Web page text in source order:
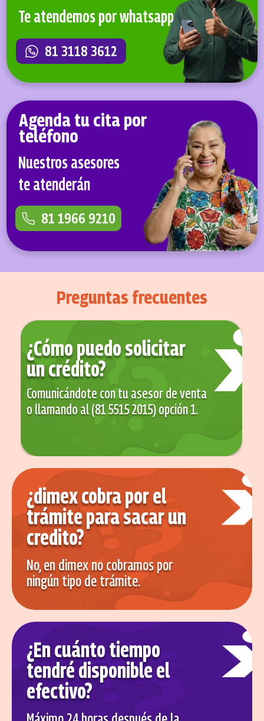
Te atendemos por whatsapp
81 3118 3612
Agenda tu cita por
teléfono
Nuestros asesores
te atenderán
81 1966 9210
Preguntas frecuentes
¿Cómo puedo solicitar
un crédito?
Comunicándote con tu asesor de venta
o llamando al (81 5515 2015) opción 1.
¿dimex cobra por el
trámite para sacar un
credito?
No, en dimex no cobramos por
ningún tipo de trámite.
¿En cuánto tiempo
tendré disponible el
efectivo?